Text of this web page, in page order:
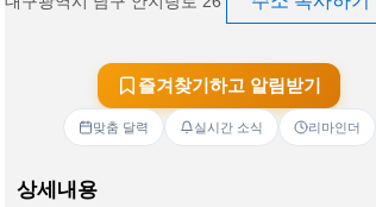
즐겨찾기하고 알림받기
맞춤 달력 실시간 소식 리마인더
상세내용